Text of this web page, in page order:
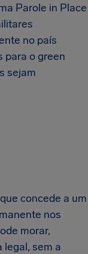
Parole in Place
no país
para o green
sejam
concede a um
nos
morar,
legal, sem a